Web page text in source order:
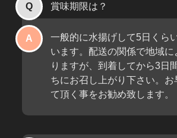
賞味期限は？
一般的に水揚げして5日くら
います。配送の関係で地域に
りますが、到着してから3日
ちにお召し上がり下さい。お
て頂く事をお勧め致します。